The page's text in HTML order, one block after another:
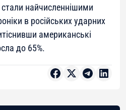
найчисленнішими
в російських ударних
американські
до 65%.